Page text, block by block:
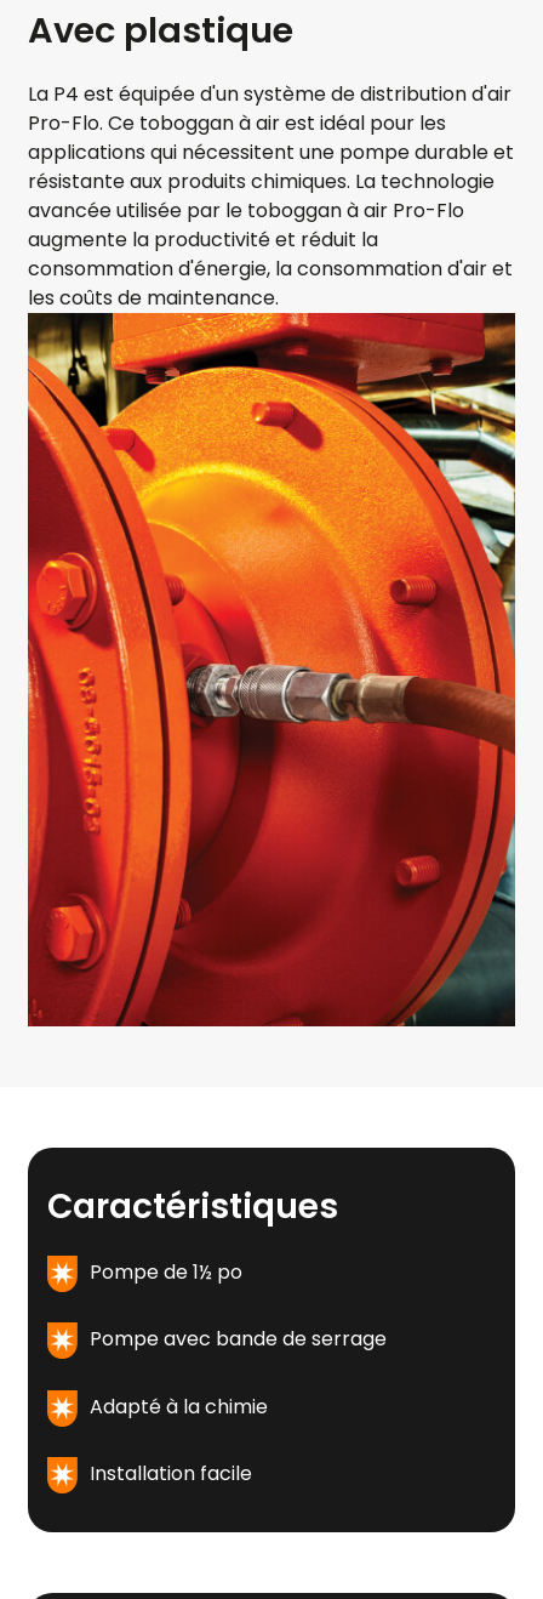
Avec plastique
La P4 est équipée d'un système de distribution d'air
Pro-Flo. Ce toboggan à air est idéal pour les
applications qui nécessitent une pompe durable et
résistante aux produits chimiques. La technologie
avancée utilisée par le toboggan à air Pro-Flo
augmente la productivité et réduit la
consommation d'énergie, la consommation d'air et
les coûts de maintenance.
Caractéristiques
Pompe de 1½ po
Pompe avec bande de serrage
Adapté à la chimie
Installation facile